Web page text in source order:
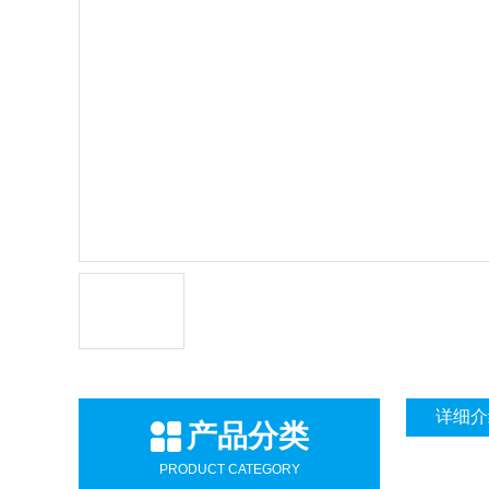
产品分类
PRODUCT CATEGORY
详细